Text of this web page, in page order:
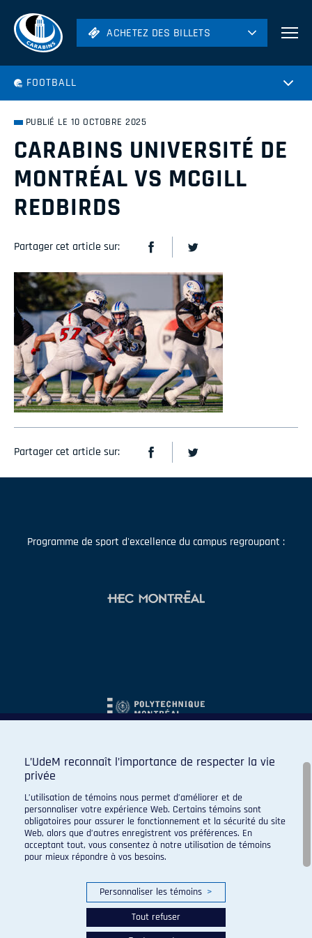
ACHETEZ DES BILLETS
Volleyball
ACHETEZ DES BILLETS
FOOTBALL
PUBLIÉ LE 10 OCTOBRE 2025
CARABINS UNIVERSITÉ DE
MONTRÉAL VS MCGILL
REDBIRDS
Partager cet article sur:
Partager cet article sur:
Programme de sport d'excellence du campus regroupant :
L’UdeM reconnaît l’importance de respecter la vie
privée
L’utilisation de témoins nous permet d’améliorer et de
personnaliser votre expérience Web. Certains témoins sont
obligatoires pour assurer le fonctionnement et la sécurité du site
Web, alors que d’autres enregistrent vos préférences. En
acceptant tout, vous consentez à notre utilisation de témoins
pour mieux répondre à vos besoins.
Personnaliser les témoins >
Tout refuser